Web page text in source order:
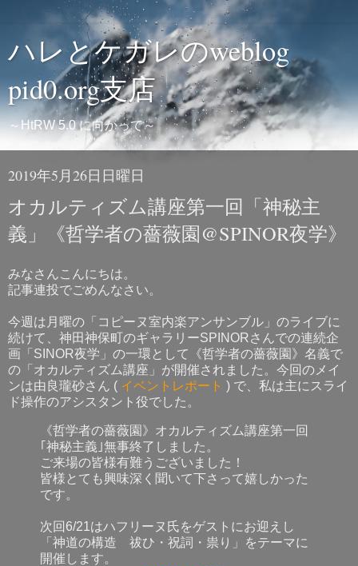
ハレとケガレのweblog
pid0.org支店
～HtRW 5.0 に向かって～
2019年5月26日日曜日
オカルティズム講座第一回「神秘主
義」《哲学者の薔薇園@SPINOR夜学》
みなさんこんにちは。
記事連投でごめんなさい。
今週は月曜の「コピーヌ室内楽アンサンブル」のライブに
続けて、神田神保町のギャラリーSPINORさんでの連続企
画「SINOR夜学」の一環として《哲学者の薔薇園》名義で
の「オカルティズム講座」が開催されました。今回のメイ
ンは由良瓏砂さん ( イベントレポート ) で、私は主にスライ
ド操作のアシスタント役でした。
《哲学者の薔薇園》オカルティズム講座第一回
｢神秘主義｣無事終了しました。
ご来場の皆様有難うございました！
皆様とても興味深く聞いて下さって嬉しかった
です。
次回6/21はハフリーヌ氏をゲストにお迎えし
「神道の構造 祓ひ・祝詞・祟り」をテーマに
開催します。